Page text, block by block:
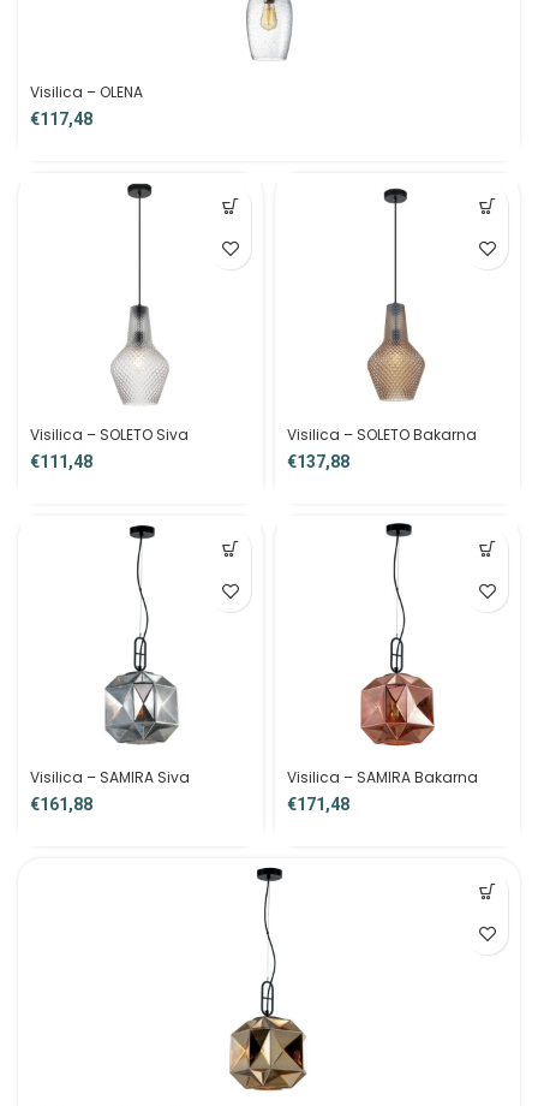
Visilica – OLENA
€
Visilica – SOLETO Siva
€
Visilica – SOLETO Bakarna
€
Visilica – SAMIRA Siva
€
Visilica – SAMIRA Bakarna
€